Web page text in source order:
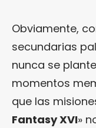
Obviamente,
secundarias
nunca se
momentos
que las
Fantasy XVI»